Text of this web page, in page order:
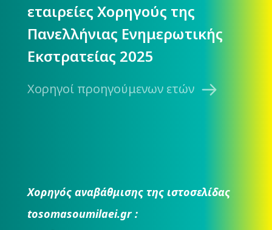
εταιρείες Χορηγούς της
Πανελλήνιας Ενημερωτικής
Εκστρατείας 2025
Χορηγοί προηγούμενων ετών
Χορηγός αναβάθμισης της ιστοσελίδας
tosomasoumilaei.gr :